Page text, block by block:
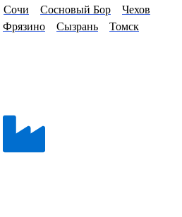
Сочи Сосновый Бор
Чехов
Фрязино Сызрань
Томск